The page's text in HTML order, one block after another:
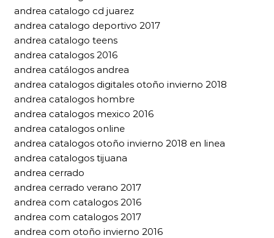
andrea catalogo cd juarez
andrea catalogo deportivo 2017
andrea catalogo teens
andrea catalogos 2016
andrea catálogos andrea
andrea catalogos digitales otoño invierno 2018
andrea catalogos hombre
andrea catalogos mexico 2016
andrea catalogos online
andrea catalogos otoño invierno 2018 en linea
andrea catalogos tijuana
andrea cerrado
andrea cerrado verano 2017
andrea com catalogos 2016
andrea com catalogos 2017
andrea com otoño invierno 2016